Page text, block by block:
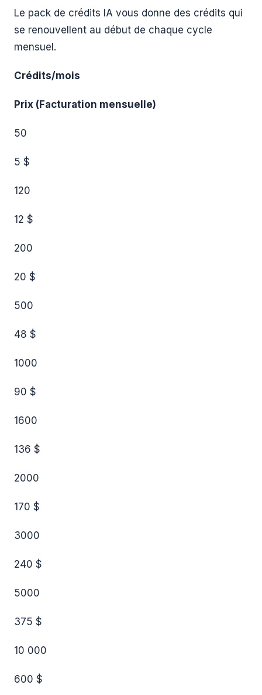
Le pack de crédits IA vous donne des crédits qui
se renouvellent au début de chaque cycle
mensuel.
Crédits/mois
Prix (Facturation mensuelle)
50
5 $
120
12 $
200
20 $
500
48 $
1000
90 $
1600
136 $
2000
170 $
3000
240 $
5000
375 $
10 000
600 $